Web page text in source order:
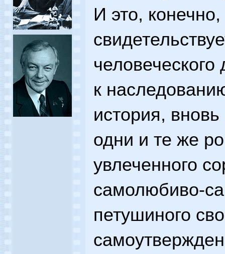
И это,
к
история,
одни и те же
увлеченного
самолюбиво-
петушиного